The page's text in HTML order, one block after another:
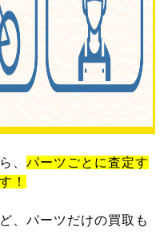
、 パーツごとに査定す
！
、パーツだけの買取も